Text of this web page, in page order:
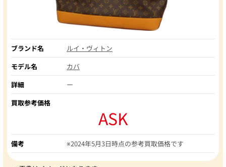
ブランド名
ルイ・ヴィトン
モデル名
カバ
詳細
ー
買取参考価格
ASK
備考 ※2024年5月3日時点の参考買取価格です